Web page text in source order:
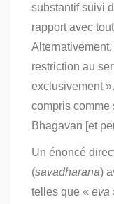
substantif suivi
rapport avec
restriction au
exclusivement
compris comme
Bhagavan [et
Un énoncé
(savadharana)
telles que « eva